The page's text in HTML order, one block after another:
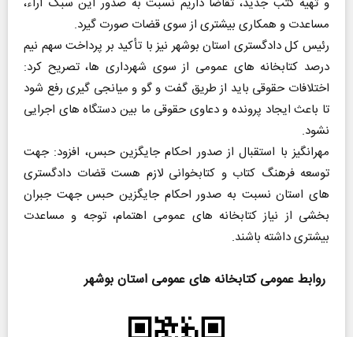
مساعدت و همکاری بیشتری از سوی قضات صورت گیرد.
رئیس کل دادگستری استان بوشهر نیز با تأکید بر پرداخت سهم نیم
درصد کتابخانه های عمومی از سوی شهرداری ها، تصریح کرد:
اختلافات حقوقی باید از طریق گفت و گو و میانجی گیری رفع شود
تا باعث ایجاد پرونده و دعاوی حقوقی ما بین دستگاه های اجرایی
نشود.
مهرانگیز با استقبال از صدور احکام جایگزین حبس، افزود: جهت
توسعه فرهنگ کتاب و کتابخوانی لازم هست قضات دادگستری
های استان نسبت به صدور احکام جایگزین حبس جهت جبران
بخشی از نیاز کتابخانه های عمومی اهتمام، توجه و مساعدت
بیشتری داشته باشند.
روابط عمومی کتابخانه های عمومی استان بوشهر